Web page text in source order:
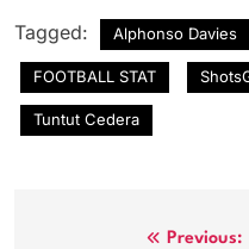
Tagged: Alphonso Davies
FOOTBALL STAT
Tuntut Cedera
Previous: